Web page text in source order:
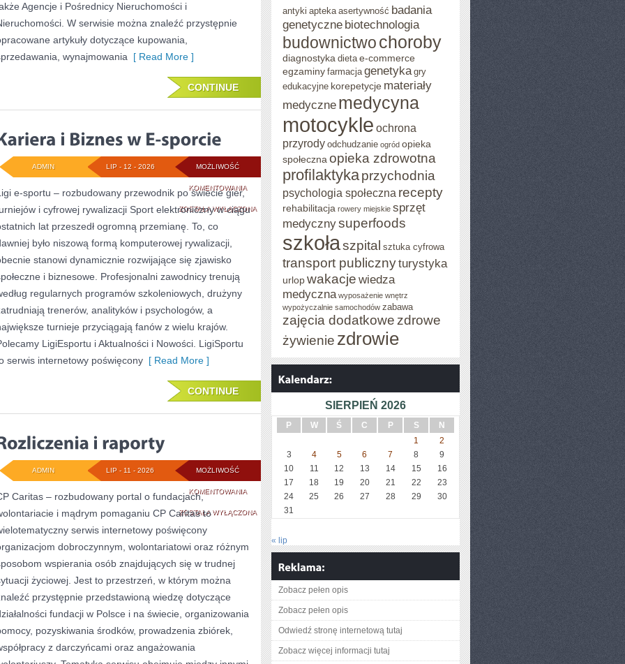
Agencje i Pośrednicy Nieruchomości i
W serwisie można znaleźć przystępnie
artykuły dotyczące kupowania,
wynajmowania [ Read More ]
CONTINUE
MOŻLIWOŚĆ
KOMENTOWANIAKARIERA
I
BIZNES
SPORCIE
ZOSTAŁA WYŁĄCZONA
LIP - 12 - 2026
ADMIN
e-sportu – rozbudowany przewodnik po świecie gier,
i cyfrowej rywalizacji Sport elektroniczny w ciągu
lat przeszedł ogromną przemianę. To, co
było niszową formą komputerowej rywalizacji,
stanowi dynamicznie rozwijające się zjawisko
i biznesowe. Profesjonalni zawodnicy trenują
regularnych programów szkoleniowych, drużyny
trenerów, analityków i psychologów, a
turnieje przyciągają fanów z wielu krajów.
LigiEsportu i Aktualności i Nowości. LigiSportu
serwis internetowy poświęcony [ Read More ]
CONTINUE
MOŻLIWOŚĆ
KOMENTOWANIAROZLICZENIA
I
RAPORTY
ZOSTAŁA WYŁĄCZONA
LIP - 11 - 2026
ADMIN
Caritas – rozbudowany portal o fundacjach,
i mądrym pomaganiu CP Caritas to
serwis internetowy poświęcony
dobroczynnym, wolontariatowi oraz różnym
wspierania osób znajdujących się w trudnej
życiowej. Jest to przestrzeń, w którym można
przystępnie przedstawioną wiedzę dotyczące
fundacji w Polsce i na świecie, organizowania
pozyskiwania środków, prowadzenia zbiórek,
z darczyńcami oraz angażowania
antyki apteka asertywność badania
genetyczne biotechnologia
budownictwochoroby
diagnostyka dieta e-commerce
egzaminy farmacja genetyka gry
edukacyjne korepetycje materiały
medyczne medycyna
motocykle ochrona
przyrody odchudzanie ogród opieka
społeczna opieka zdrowotna
profilaktykaprzychodnia
psychologia społeczna recepty
rehabilitacja rowery miejskie sprzęt
medycznysuperfoods
szkołaszpital sztuka cyfrowa
transport publicznyturystyka
urlopwakacje wiedza
medyczna wyposażenie wnętrz
wypożyczalnie samochodów zabawa
zajęcia dodatkowe zdrowe
żywienie zdrowie
SIERPIEŃ 2026
P W Ś C P S
N
1
2
3
4 5 6 7 8
9
10
11 12 13 14 15
16
17
18 19 20 21 22
23
24
25 26 27 28 29
30
31
« lip
Zobacz pełen opis
Zobacz pełen opis
Odwiedź stronę internetową tutaj
Zobacz więcej informacji tutaj